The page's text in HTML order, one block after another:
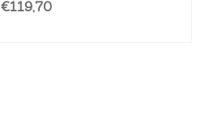
€119,70